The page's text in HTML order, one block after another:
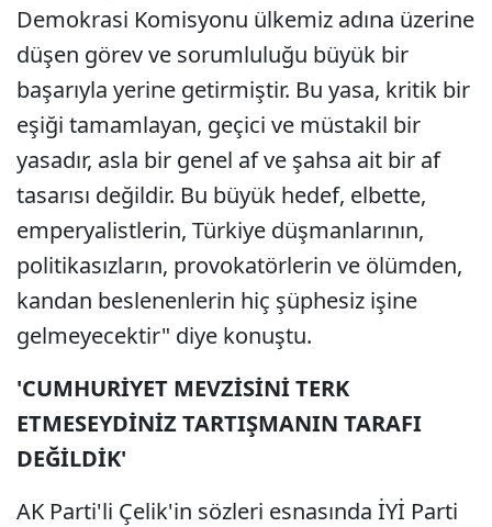
Demokrasi Komisyonu ülkemiz adına üzerine
düşen görev ve sorumluluğu büyük bir
başarıyla yerine getirmiştir. Bu yasa, kritik bir
eşiği tamamlayan, geçici ve müstakil bir
yasadır, asla bir genel af ve şahsa ait bir af
tasarısı değildir. Bu büyük hedef, elbette,
emperyalistlerin, Türkiye düşmanlarının,
politikasızların, provokatörlerin ve ölümden,
kandan beslenenlerin hiç şüphesiz işine
gelmeyecektir" diye konuştu.
'CUMHURİYET MEVZİSİNİ TERK
ETMESEYDİNİZ TARTIŞMANIN TARAFI
DEĞİLDİK'
AK Parti'li Çelik'in sözleri esnasında İYİ Parti